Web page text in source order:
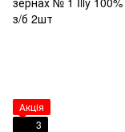
Акція
3